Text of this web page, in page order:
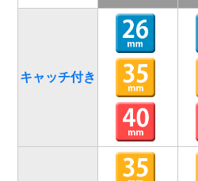
キャッチ付き